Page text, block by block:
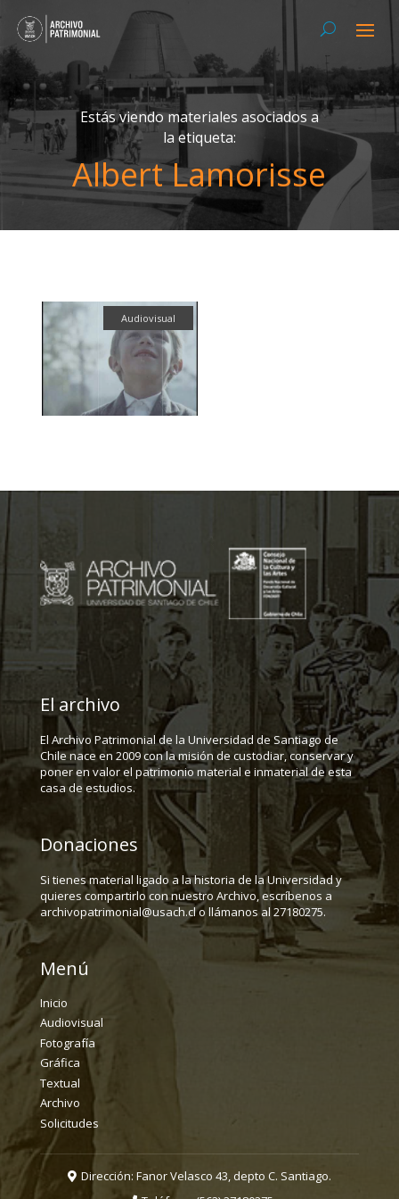
Estás viendo materiales asociados a
la etiqueta:
Albert Lamorisse
Audiovisual
El archivo
El Archivo Patrimonial de la Universidad de Santiago de
Chile nace en 2009 con la misión de custodiar, conservar y
poner en valor el patrimonio material e inmaterial de esta
casa de estudios.
Donaciones
Si tienes material ligado a la historia de la Universidad y
quieres compartirlo con nuestro Archivo, escríbenos a
archivopatrimonial@usach.cl o llámanos al 27180275.
Menú
Inicio
Audiovisual
Fotografía
Gráfica
Textual
Archivo
Solicitudes
Dirección: Fanor Velasco 43, depto C. Santiago.